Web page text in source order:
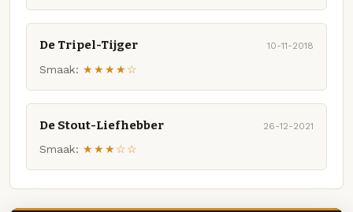
De Tripel-Tijger 10-11-2018
Smaak: ★★★★☆
De Stout-Liefhebber 26-12-2021
Smaak: ★★★☆☆